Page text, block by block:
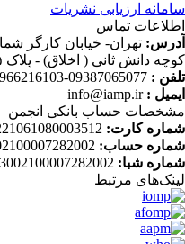
ارزیابی نشریات
تماس
تهران- خیابان کارگر
دانش ثانی ( اخلاق) - پلاک ۱۵ طبقه ۲
:
09387065077-09966216103
:
info@iamp.ir
حساب بانکی انجمن
کارت:
حساب:02100007282002
شبا:
مرتبط